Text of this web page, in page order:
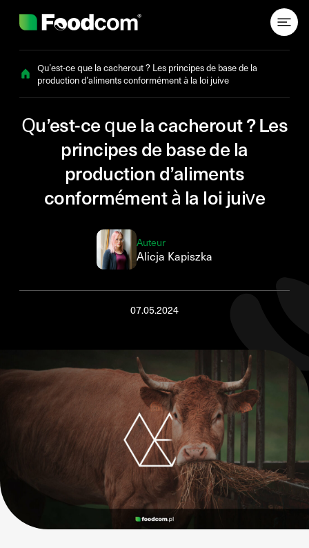
Qu’est-ce que la cacherout ? Les principes de base de la
production d’aliments conformément à la loi juive
Qu’est-ce que la cacherout ? Les
principes de base de la
production d’aliments
conformément à la loi juive
Auteur
Alicja Kapiszka
07.05.2024